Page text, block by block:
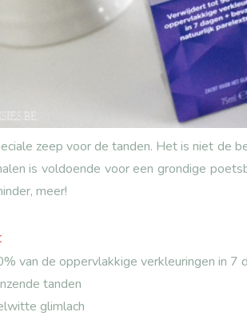
zeep voor de tanden. Het is niet de
is voldoende voor een grondige
meer!
van de oppervlakkige verkleuringen in 7
tanden
glimlach